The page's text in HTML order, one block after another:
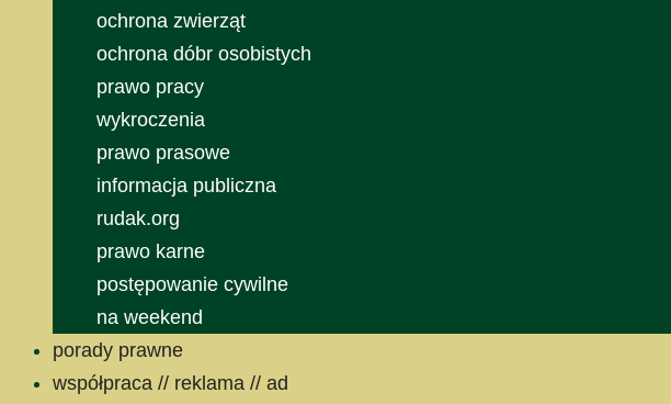
ochrona zwierząt
ochrona dóbr osobistych
prawo pracy
wykroczenia
prawo prasowe
informacja publiczna
rudak.org
prawo karne
postępowanie cywilne
na weekend
porady prawne
współpraca // reklama // ad